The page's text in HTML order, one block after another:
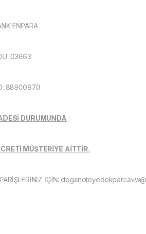
ENPARA
03663
88900970
DURUMUNDA
MÜŞTERİYE AİTTİR.
İÇİN: